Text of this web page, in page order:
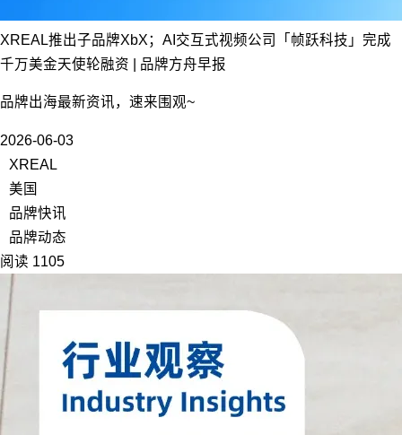
XREAL推出子品牌XbX；AI交互式视频公司「帧跃科技」完成
千万美金天使轮融资 | 品牌方舟早报
品牌出海最新资讯，速来围观~
2026-06-03
XREAL
美国
品牌快讯
品牌动态
阅读 1105